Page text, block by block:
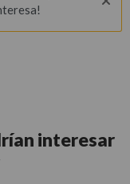
interesar